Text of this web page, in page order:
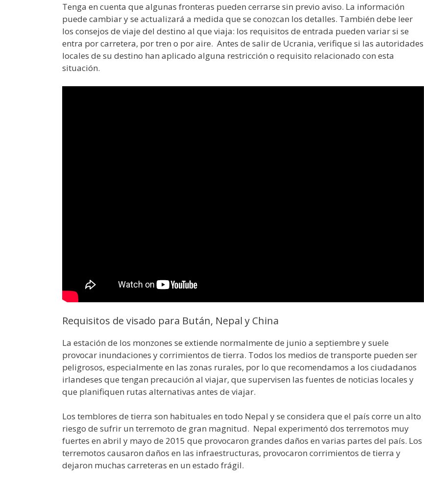
Tenga en cuenta que algunas fronteras pueden cerrarse sin previo aviso. La información
puede cambiar y se actualizará a medida que se conozcan los detalles. También debe leer
los consejos de viaje del destino al que viaja: los requisitos de entrada pueden variar si se
entra por carretera, por tren o por aire. Antes de salir de Ucrania, verifique si las autoridades
locales de su destino han aplicado alguna restricción o requisito relacionado con esta
situación.
Requisitos de visado para Bután, Nepal y China
La estación de los monzones se extiende normalmente de junio a septiembre y suele
provocar inundaciones y corrimientos de tierra. Todos los medios de transporte pueden ser
peligrosos, especialmente en las zonas rurales, por lo que recomendamos a los ciudadanos
irlandeses que tengan precaución al viajar, que supervisen las fuentes de noticias locales y
que planifiquen rutas alternativas antes de viajar.
Los temblores de tierra son habituales en todo Nepal y se considera que el país corre un alto
riesgo de sufrir un terremoto de gran magnitud. Nepal experimentó dos terremotos muy
fuertes en abril y mayo de 2015 que provocaron grandes daños en varias partes del país. Los
terremotos causaron daños en las infraestructuras, provocaron corrimientos de tierra y
dejaron muchas carreteras en un estado frágil.